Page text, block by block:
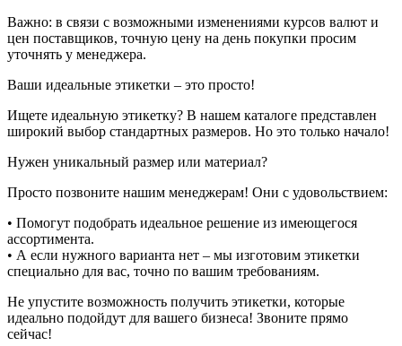
Важно: в связи с возможными изменениями курсов валют и
цен поставщиков, точную цену на день покупки просим
уточнять у менеджера.
Ваши идеальные этикетки – это просто!
Ищете идеальную этикетку? В нашем каталоге представлен
широкий выбор стандартных размеров. Но это только начало!
Нужен уникальный размер или материал?
Просто позвоните нашим менеджерам! Они с удовольствием:
• Помогут подобрать идеальное решение из имеющегося
ассортимента.
• А если нужного варианта нет – мы изготовим этикетки
специально для вас, точно по вашим требованиям.
Не упустите возможность получить этикетки, которые
идеально подойдут для вашего бизнеса! Звоните прямо
сейчас!